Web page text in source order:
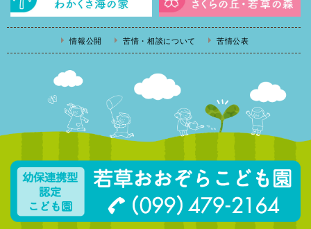
情報公開 苦情・相談について 苦情公表